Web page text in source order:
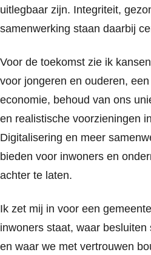
uitlegbaar zijn. Integriteit,
samenwerking staan daarbij
Voor de toekomst zie ik
voor jongeren en ouderen,
economie, behoud van ons
en realistische voorzieningen in
Digitalisering en meer
bieden voor inwoners en
achter te laten.
Ik zet mij in voor een
inwoners staat, waar
en waar we met vertrouwen